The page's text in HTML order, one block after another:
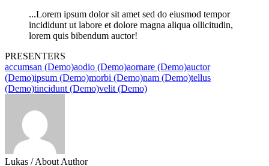
...Lorem ipsum dolor sit amet sed do eiusmod tempor
incididunt ut labore et dolore magna aliqua ollicitudin,
lorem quis bibendum auctor!
PRESENTERS
accumsan (Demo)aodio (Demo)aornare (Demo)auctor
(Demo)ipsum (Demo)morbi (Demo)nam (Demo)tellus
(Demo)tincidunt (Demo)velit (Demo)
Lukas / About Author